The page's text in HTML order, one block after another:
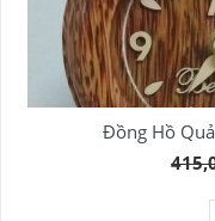
Đồng Hồ